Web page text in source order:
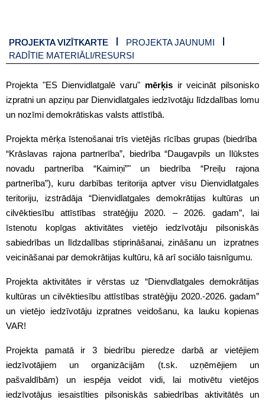
PROJEKTA VIZĪTKARTE
PROJEKTA JAUNUMI
RADĪTIE MATERIĀLI/RESURSI
Projekta "ES Dienvidlatgalē varu" mērķisir veicināt pilsonisko
izpratni un apziņu par Dienvidlatgales iedzīvotāju līdzdalības lomu
un nozīmi demokrātiskas valsts attīstībā.
Projekta mērķa īstenošanai trīs vietējās rīcības grupas (biedrība
“Krāslavas rajona partnerība”, biedrība “Daugavpils un Ilūkstes
novadu partnerība “Kaimiņi”" un biedrība “Preiļu rajona
partnerība”), kuru darbības teritorija aptver visu Dienvidlatgales
teritoriju, izstrādāja “Dienvidlatgales demokrātijas kultūras un
cilvēktiesību attīstības stratēģiju 2020. – 2026. gadam”, lai
īstenotu kopīgas aktivitātes vietējo iedzīvotāju pilsoniskās
sabiedrības un līdzdalības stiprināšanai, zināšanu un izpratnes
veicināšanai par demokrātijas kultūru, kā arī sociālo taisnīgumu.
Projekta aktivitātes ir vērstas uz “Dienvdlatgales demokrātijas
kultūras un cilvēktiesību attīstības stratēģiju 2020.-2026. gadam”
un vietējo iedzīvotāju izpratnes veidošanu, ka lauku kopienas
VAR!
Projekta pamatā ir 3 biedrību pieredze darbā ar vietējiem
iedzīvotājiem un organizācijām (t.sk. uzņēmējiem un
pašvaldībām) un iespēja veidot vidi, lai motivētu vietējos
iedzīvotājus iesaistīties pilsoniskās sabiedrības aktivitātēs un